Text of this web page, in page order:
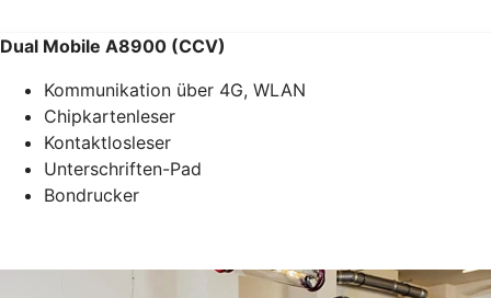
Dual Mobile A8900 (CCV)
Kommunikation über 4G, WLAN
Chipkartenleser
Kontaktlosleser
Unterschriften-Pad
Bondrucker